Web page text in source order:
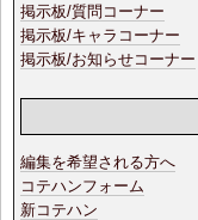
掲示板/質問コーナー
掲示板/キャラコーナー
掲示板/お知らせコーナー
編集を希望される方へ
コテハンフォーム
新コテハン